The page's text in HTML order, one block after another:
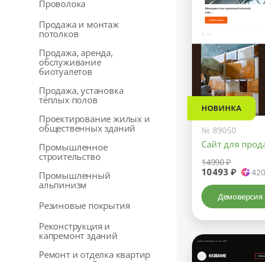
Проволока
Продажа и монтаж
потолков
Продажа, аренда,
обслуживание
биотуалетов
Продажа, установка
тёплых полов
Проектирование жилых и
общественных зданий
Промышленное
строительство
Промышленный
альпинизм
Резиновые покрытия
Реконструкция и
капремонт зданий
Ремонт и отделка квартир
НОВИНКА
№ 89050
Сайт для
14990 ₽
10493 ₽ 420
Демоверсия